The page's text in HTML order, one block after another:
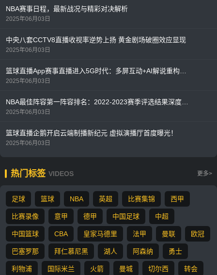
NBA赛事日程，最新战况与精彩对决解析
2025年06月03日
中央八套CCTV8直播收视率逆势上扬 黄金剧场破圈效应显现
2025年06月03日
2025年06月03日
2025年06月03日
篮球直播企鹅开启云端制播新纪元 虚拟演播厅首度曝光！
2025年06月03日
热门标签 VIDEOS 更多>
足球 篮球 NBA 英超 比赛集锦 西甲
比赛录像 意甲 德甲 中国足球 中超
中国篮球 CBA 皇家马德里 法甲 曼联 欧冠
巴塞罗那 拜仁慕尼黑 湖人 阿森纳 勇士
利物浦 国际米兰 火箭 曼城 切尔西 转会